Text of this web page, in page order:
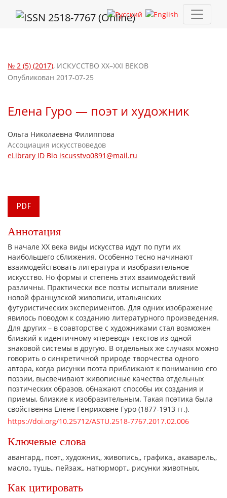
№ 2 (5) (2017), ИСКУССТВО XX–XXI ВЕКОВ
Елена Гуро — поэт и художник
Опубликован 2017-07-25
Ольга Николаевна Филиппова
Ассоциация искусствоведов
eLibrary ID Bio iscusstvo0891@mail.ru
PDF
Ключевые слова
авангард, поэт, художник, живопись, графика, акаварель,
масло, тушь, пейзаж, натюрморт, рисунки животных,
Как цитировать
Аннотация
В начале XX века виды искусства идут по пути их
наибольшего сближения. Особенно тесно начинают
взаимодействовать литература и изобразительное
искусство. Но формы и степень этих взаимодействий
различны. Практически все поэты испытали влияние
новой французской живописи, итальянских
футуристических экспериментов. Для одних изображение
явилось поводом к созданию литературного произведения.
Для других – в соавторстве с художниками стал возможен
близкий к идентичному «перевод» текстов из одной
знаковой системы в другую. В отдельных же случаях можно
говорить о синкретичной природе творчества одного
автора, когда рисунки поэта приближают к пониманию его
поэзии, высвечивают живописные качества отдельных
поэтических образов, обнажают способы их создания и
приемы, близкие к изобразительным. Такая поэтика была
свойственна Елене Генриховне Гуро (1877-1913 гг.).
https://doi.org/10.25712/ASTU.2518-7767.2017.02.006